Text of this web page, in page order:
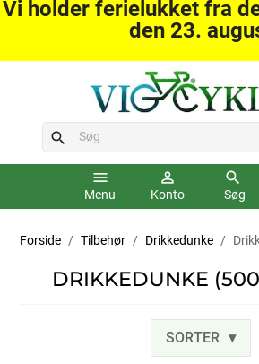
Vi holder ferielukket fra
den 23.
search
menu
Menu
person_outline
Konto
search
Søg
Forside Tilbehør Drikkedunke
DRIKKEDUNKE
SORTER